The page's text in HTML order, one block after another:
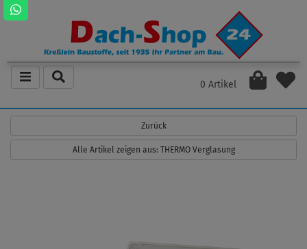
0 Artikel
Zurück
Alle Artikel zeigen aus: THERMO Verglasung